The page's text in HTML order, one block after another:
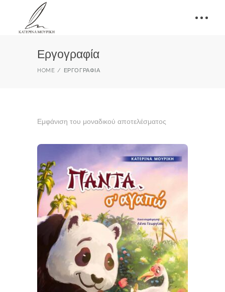
Εργογραφία
HOME ΕΡΓΟΓΡΑΦΊΑ
Εμφάνιση του μοναδικού αποτελέσματος